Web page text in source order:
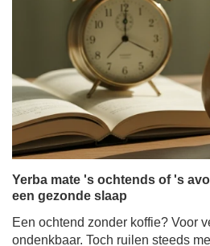
Yerba mate 's ochtends of 's
een gezonde slaap
ondenkbaar. Toch ruilen steeds
espressokopje in voor een kalebas
mate - een brouwsel dat het
de zenuwen te verzwakken.